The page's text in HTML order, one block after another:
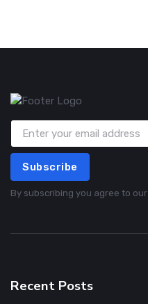
Subscribe
By subscribing you agree to our
Recent Posts